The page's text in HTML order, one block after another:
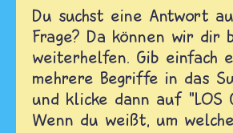
Du suchst eine Antwort
Frage? Da können wir dir
weiterhelfen. Gib einfach
mehrere Begriffe in das
und klicke dann auf "LOS
Wenn du weißt, um